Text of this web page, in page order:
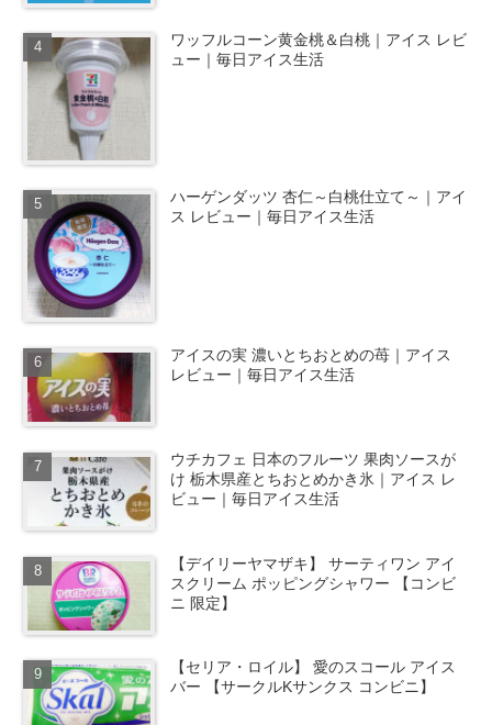
ワッフルコーン黄金桃＆白桃｜アイス レビ
ュー｜毎日アイス生活
ハーゲンダッツ 杏仁～白桃仕立て～｜アイ
ス レビュー｜毎日アイス生活
アイスの実 濃いとちおとめの苺｜アイス
レビュー｜毎日アイス生活
ウチカフェ 日本のフルーツ 果肉ソースが
け 栃木県産とちおとめかき氷｜アイス レ
ビュー｜毎日アイス生活
【デイリーヤマザキ】 サーティワン アイ
スクリーム ポッピングシャワー 【コンビ
ニ 限定】
【セリア・ロイル】 愛のスコール アイス
バー 【サークルKサンクス コンビニ】